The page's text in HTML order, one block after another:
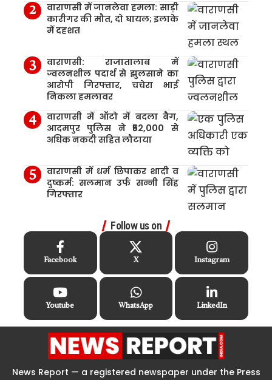
वाराणसी में जानलेवा हमला: साड़ी
कारीगर की मौत, दो घायल; इलाके
में दहशत
वाराणसी: राजातालाब में
ज्वलनशील पदार्थ से झुलसाने का
आरोपी गिरफ्तार, चचेरा भाई
निकला हमलावर
वाराणसी में ऑटो में बदला बैग,
आदमपुर पुलिस ने ₹52,000 से
अधिक नकदी सहित लौटाया
वाराणसी में धर्म छिपाकर शादी व
दुष्कर्म: सलमान उर्फ सन्नी सिंह
गिरफ्तार
Follow us on
Facebook X Instagram
Youtube WhatsApp LinkedIn
News Report — a registered newspaper under the Press